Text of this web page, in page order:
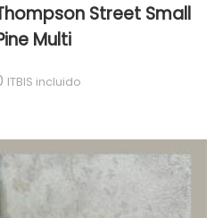
Street Small
Multi
ITBIS incluido